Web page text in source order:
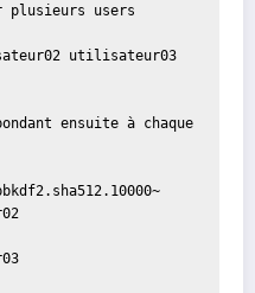
plusieurs users
utilisateur03
ensuite à chaque